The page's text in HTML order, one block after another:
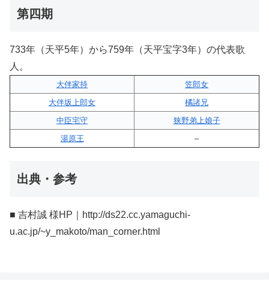
第四期
733年（天平5年）から759年（天平宝字3年）の代表歌
人。
大伴家持
笠郎女
大伴坂上郎女
橘諸兄
中臣宅守
狭野弟上娘子
湯原王
–
出典・参考
■ 吉村誠 様HP｜http://ds22.cc.yamaguchi-
u.ac.jp/~y_makoto/man_corner.html